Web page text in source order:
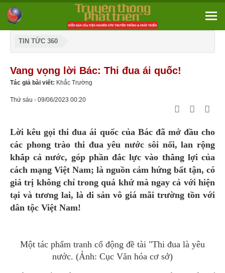
TIN TỨC 360
Vang vọng lời Bác: Thi đua ái quốc!
Tác giả bài viết: Khắc Trường
Thứ sáu - 09/06/2023 00:20
Lời kêu gọi thi đua ái quốc của Bác đã mở đầu cho
các phong trào thi đua yêu nước sôi nổi, lan rộng
khắp cả nước, góp phần đắc lực vào thắng lợi của
cách mạng Việt Nam; là nguồn cảm hứng bất tận, có
giá trị không chỉ trong quá khứ mà ngay cả với hiện
tại và tương lai, là di sản vô giá mãi trường tồn với
dân tộc Việt Nam!
Một tác phẩm tranh cổ động đề tài "Thi đua là yêu
nước. (Ảnh: Cục Văn hóa cơ sở)